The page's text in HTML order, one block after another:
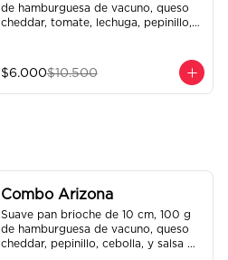
de hamburguesa de vacuno, queso
cheddar, tomate, lechuga, pepinillo,
Incluye papas fritas crocantes.
$6.000$10.500
Combo Arizona
Suave pan brioche de 10 cm, 100 g
de hamburguesa de vacuno, queso
cheddar, pepinillo, cebolla, y salsa de